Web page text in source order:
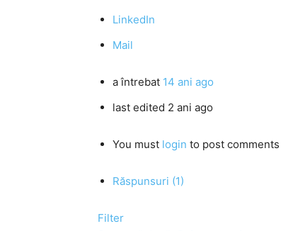
LinkedIn
Mail
a întrebat 14 ani ago
last edited 2 ani ago
You must login to post comments
Răspunsuri (1)
Filter